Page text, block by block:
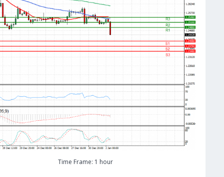
Time Frame: 1 hour